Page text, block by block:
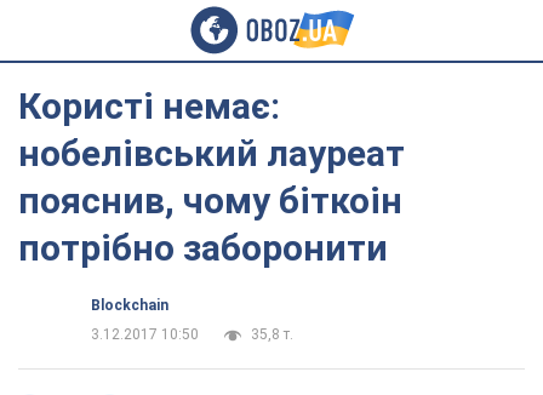
Користі немає:
нобелівський лауреат
пояснив, чому біткоін
потрібно заборонити
Blockchain
3.12.2017 10:50
35,8 т.